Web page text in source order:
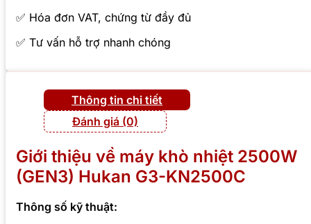
✅ Hóa đơn VAT, chứng từ đầy đủ
✅ Tư vấn hỗ trợ nhanh chóng
Thông tin chi tiết
Đánh giá (0)
Giới thiệu về máy khò nhiệt 2500W
(GEN3) Hukan G3-KN2500C
Thông số kỹ thuật: